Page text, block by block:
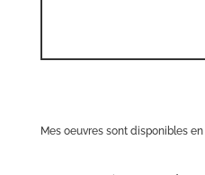
Mes oeuvres sont disponibles en